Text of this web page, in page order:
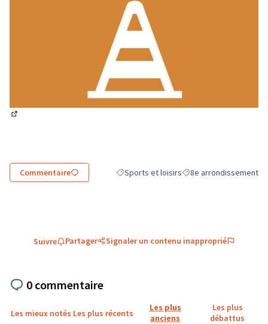
Commentaire Filtrer les résultats de la catégorie :
Sports et loisirsFiltrer les résultats
8e arrondissement
Suivre Partager Signaler un contenu inapproprié
0 commentaire
Les mieux notés Les plus récents
Les plus
anciens
Les plus
débattus